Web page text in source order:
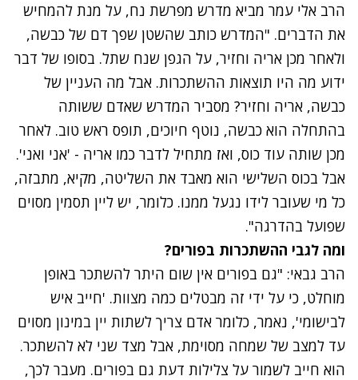
הרב אלי עמר מביא מדרש מפרשת נח, על מנת להמחיש
את הדברים. "המדרש כותב שהשטן שפך דם של כבשה,
ולאחר מכן אריה וחזיר, על הגפן שנח שתל. בסופו של דבר
ידוע מה היו תוצאות ההשתכרות. אבל מה העניין של
כבשה, אריה וחזיר? מסביר המדרש שאדם ששותה
בהתחלה הוא כבשה, נוטף חיוכים, תופס ראש טוב. לאחר
מכן שותה עוד כוס, ואז מתחיל לדבר כמו אריה - 'אני ואני'.
אבל בכוס השלישי הוא מאבד את השליטה, מקיא, מתבזה,
כל מי שעובר לידו נגעל ממנו. כלומר, יש ליין תסמין מסוים
שפועל בהדרגה".
ומה לגבי ההשתכרות בפורים?
הרב גבאי: "גם בפורים אין שום היתר להשתכר באופן
מוחלט, כי על ידי זה מבטלים כמה מצוות. 'חייב איש
לבישומי', נאמר, כלומר אדם צריך לשתות יין במינון מסוים
עד למצב של שמחה מסוימת, אבל מצד שני לא להשתכר.
הוא חייב לשמור על צלילות דעת גם בפורים. מעבר לכך,